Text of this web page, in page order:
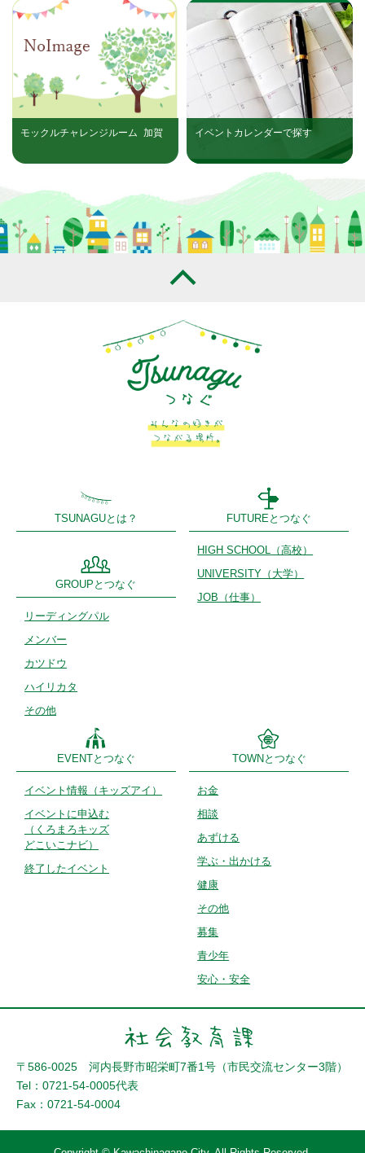
モックルチャレンジルーム_加賀
イベントカレンダーで探す
TSUNAGUとは？
GROUPとつなぐ
リーディングパル
メンバー
カツドウ
ハイリカタ
その他
FUTUREとつなぐ
HIGH SCHOOL （高校）
UNIVERSITY （大学）
JOB（仕事）
EVENTとつなぐ
イベント情報 （キッズアイ）
イベントに申込む
（くろまろキッズ
どこいこナビ）
終了したイベント
TOWNとつなぐ
お金
相談
あずける
学ぶ・出かける
健康
その他
募集
青少年
安心・安全
〒586-0025 河内長野市昭栄町7番1号（市民交流センター3階）
Tel：0721-54-0005代表
Fax：0721-54-0004